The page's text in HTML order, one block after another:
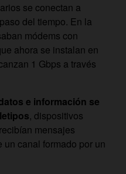
se conectan a
del tiempo. En la
módems con
ahora se instalan en
1 Gbps a través
e información se
, dispositivos
mensajes
un canal formado por un